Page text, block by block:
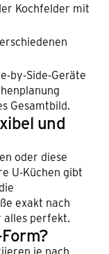
Kochfelder mit
by-Side-Geräte
Gesamtbild.
und
oder diese
U-Küchen gibt
exakt nach
alles perfekt.
je nach